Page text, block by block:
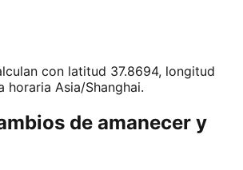
con latitud 37.8694, longitud
horaria Asia/Shanghai.
de amanecer y